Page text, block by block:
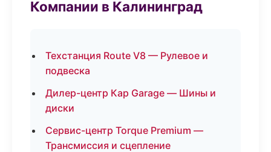
Компании в Калининград
Техстанция Route V8 — Рулевое и
подвеска
Дилер-центр Кар Garage — Шины и
диски
Сервис-центр Torque Premium —
Трансмиссия и сцепление